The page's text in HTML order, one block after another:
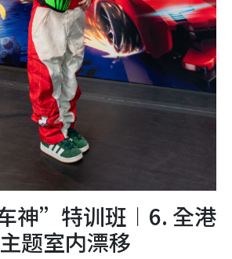
神”特训班︱6. 全港
题室内漂移